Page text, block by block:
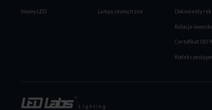
Neony LED Lampy zewnętrzne Dokumenty
Relacje
Certyfikat ISO
Kodeks